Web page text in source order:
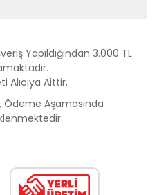
Yapıldığından 3.000 TL
Alıcıya Aittir.
Ödeme Aşamasında